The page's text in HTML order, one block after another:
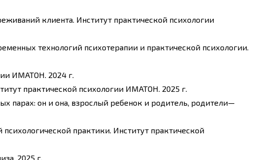
клиента. Институт практической психологии
технологий психотерапии и практической психологии.
ИМАТОН. 2024 г.
практической психологии ИМАТОН. 2025 г.
парах: он и она, взрослый ребенок и родитель, родители—
практики. Институт практической
2025 г.